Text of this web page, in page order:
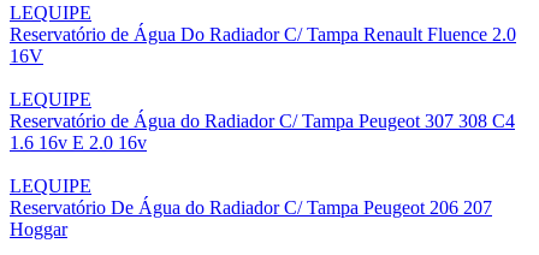
LEQUIPE
Reservatório de Água Do Radiador C/ Tampa Renault Fluence 2.0
16V
LEQUIPE
Reservatório de Água do Radiador C/ Tampa Peugeot 307 308 C4
1.6 16v E 2.0 16v
LEQUIPE
Reservatório De Água do Radiador C/ Tampa Peugeot 206 207
Hoggar